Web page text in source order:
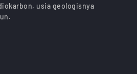
usia geologisnya